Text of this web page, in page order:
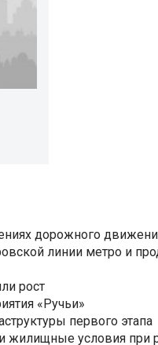
дорожного
линии метро и
рост
«Ручьи»
первого этапа
жилищные условия при